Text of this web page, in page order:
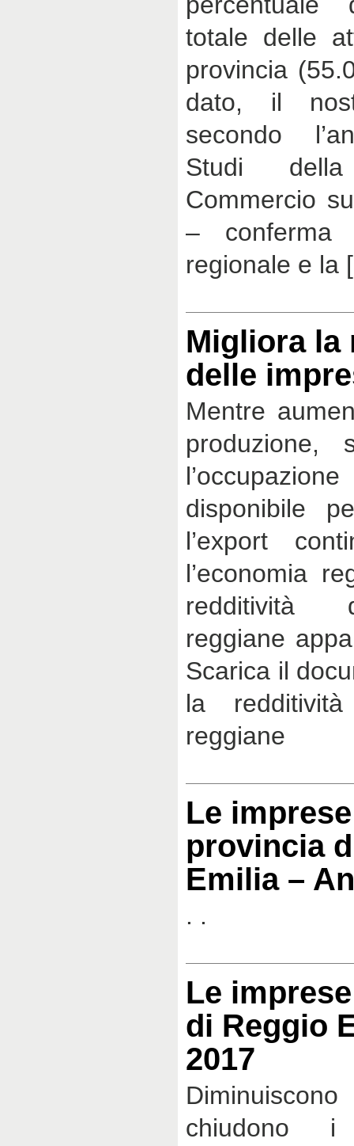
totale delle
provincia
dato, il
secondo
Studi
Commercio
–
regionale e
Migliora la
delle
Mentre
produzione,
disponibile
l’export
l’economia
redditività
reggiane
Scarica il
la
reggiane
Le
provincia
Emilia –
. .
Le
di Reggio
2017
chiudono